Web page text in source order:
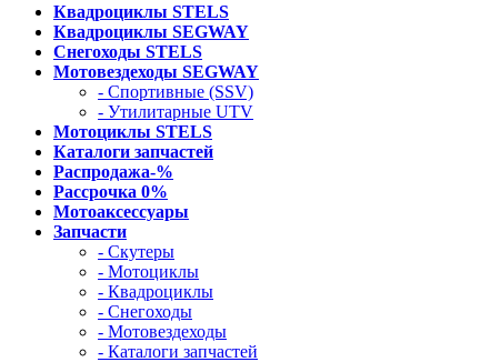
Квадроциклы STELS
Квадроциклы SEGWAY
Снегоходы STELS
Мотовездеходы SEGWAY
- Спортивные (SSV)
- Утилитарные UTV
Мотоциклы STELS
Каталоги запчастей
Распродажа-%
Рассрочка 0%
Мотоаксессуары
Запчасти
- Скутеры
- Мотоциклы
- Квадроциклы
- Снегоходы
- Мотовездеходы
- Каталоги запчастей